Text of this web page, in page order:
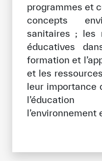
programmes et
concepts
sanitaires ; les
éducatives
formation et
et les
leur importance
l’environnement